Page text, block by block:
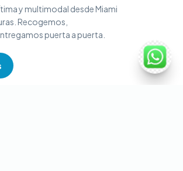
y multimodal desde Miami
Recogemos,
puerta a puerta.